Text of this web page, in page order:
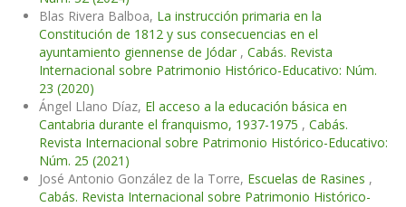
Blas Rivera Balboa, La instrucción primaria en la
Constitución de 1812 y sus consecuencias en el
ayuntamiento giennense de Jódar , Cabás. Revista
Internacional sobre Patrimonio Histórico-Educativo: Núm.
23 (2020)
Ángel Llano Díaz, El acceso a la educación básica en
Cantabria durante el franquismo, 1937-1975 , Cabás.
Revista Internacional sobre Patrimonio Histórico-Educativo:
Núm. 25 (2021)
José Antonio González de la Torre, Escuelas de Rasines ,
Cabás. Revista Internacional sobre Patrimonio Histórico-